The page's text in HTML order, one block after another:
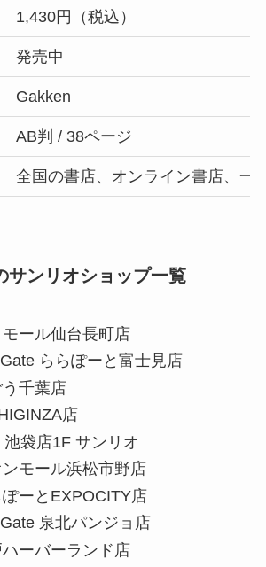
1,430円（税込）
発売中
Gakken
AB判 / 38ページ
全国の書店、オンライン書店、一
サンリオショップ一覧
ール仙台長町店
ららぽーと富士見店
千葉店
店
袋店1F サンリオ
モール浜松市野店
ーとEXPOCITY店
泉北パンジョ店
ーバーランド店